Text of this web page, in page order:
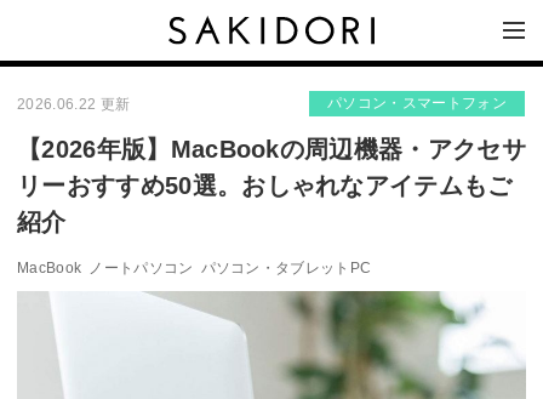
2026.06.22 更新 パソコン・スマートフォン
【2026年版】MacBookの周辺機器・アクセサ
リーおすすめ50選。おしゃれなアイテムもご
紹介
MacBook ノートパソコン パソコン・タブレットPC